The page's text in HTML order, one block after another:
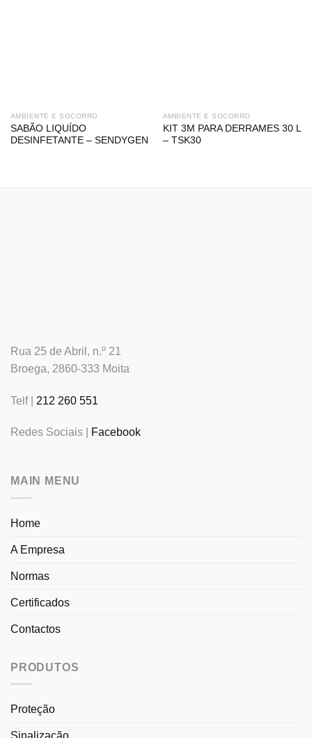
AMBIENTE E SOCORRO
SABÃO LIQUÍDO
DESINFETANTE – SENDYGEN
AMBIENTE E SOCORRO
KIT 3M PARA DERRAMES 30 L
– TSK30
Rua 25 de Abril, n.º 21
Broega, 2860-333 Moita
Telf | 212 260 551
Redes Sociais | Facebook
MAIN MENU
Home
A Empresa
Normas
Certificados
Contactos
PRODUTOS
Proteção